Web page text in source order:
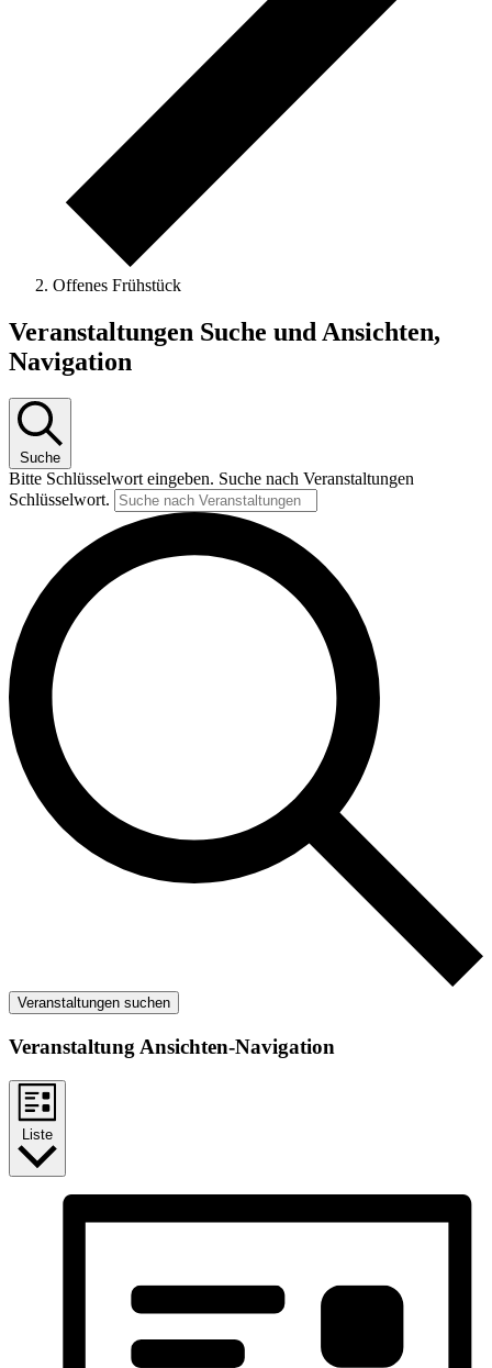
Offenes Frühstück
Veranstaltungen
Veranstaltungen Suche und Ansichten,
Navigation
Suche
Bitte Schlüsselwort eingeben. Suche nach Veranstaltungen
Schlüsselwort.
Veranstaltungen suchen
Veranstaltung Ansichten-Navigation
Liste